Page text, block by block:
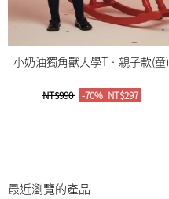
小奶油獨角獸大學T‧親子款(童)
NT$990 -70% NT$297
最近瀏覽的產品